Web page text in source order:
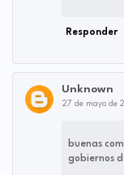
Responder
Unknown
27 de mayo de
buenas
gobiernos